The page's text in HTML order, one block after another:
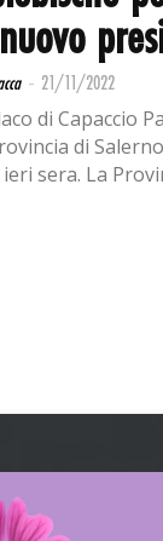
- 21/11/2022
di Capaccio
di
sera. La